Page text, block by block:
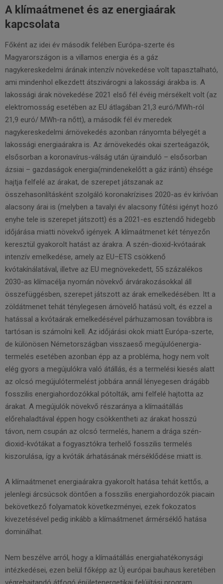
A klímaátmenet és az energiaárak
kapcsolata
Főként az idei év második felében Európa-szerte és
Magyarországon is a villamos energia és a gáz
nagykereskedelmi árának intenzív növekedése volt tapasztalható,
ami mindenhol elkezdett átszivárogni a lakossági árakba is. A
lakossági árak növekedése 2021 első fél évéig mérsékelt volt (az
elektromosság esetében az EU átlagában 21,3 euró/MWh-ról
21,9 euró/ MWh-ra nőtt), a második fél év meredek
nagykereskedelmi árnövekedés azonban rányomta bélyegét a
lakossági energiaárakra is. Az árnövekedés okai szerteágazók,
elsősorban a koronavírus-válság után újrainduló – elsősorban
ázsiai – gazdaságok energia(mindenekelőtt a gáz iránti) éhsége
hajtja felfelé az árakat, de szerepet játszanak az
összehasonlításként szolgáló koronakrízises 2020-as év kirívóan
alacsony árai is (melyben a tavalyi év alacsony fűtési igényt hozó
enyhe tele is szerepet játszott) és a 2021-es esztendő hidegebb
időjárása miatti növekvő igények. A klímaátmenet két tényezőn
keresztül gyakorolt hatást az árakra. A szén-dioxid-kvótaárak
intenzív emelkedése, amely az EU–ETS csökkenő
kvótakínálatával, illetve az EU megnövekedett, 55 százalékos
2030-as klímacélja nyomán növekvő árvárakozásokkal áll
összefüggésben, szerepet játszott az árak emelkedésében. Itt a
zöldátmenet tehát ténylegesen árnövelő hatású volt, és ezzel a
hatással a kvótaárak emelkedésével párhuzamosan továbbra is
tartósan is számolni kell. Az időjárási okok miatt Európa-szerte,
de különösen Németországban visszaeső megújulóenergia-
termelés esetében azonban épp az a probléma, hogy nem volt
elég gyors a megújulókra való átállás, és a termelési kiesés alatt
az olcsó megújulótermelést jobbára annál lényegesen drágább
fosszilis energiahordozókkal pótolták, ami felfelé hajtotta az
árakat. A megújulók növekvő részaránya a klímaátállás
előrehaladtával éppen hogy csökkentheti az árakat hosszú
távon, nem csupán az olcsó termelés, hanem a drága szén-
dioxid-kvótákat a fogyasztókra terhelő fosszilis termelés
kiszorulása, így a kvóták árhatásának mérséklődése miatt is.
A klímaátmenet energiaárakra gyakorolt hatása tehát kettős, a
jelenlegi árcsúcsok döntően a fosszilis energiahordozók piacain
bekövetkező folyamatok következményei, ezek fokozatos
kivezetésével pedig inkább a klímaátmenet ármérséklő hatása
dominálhat.
Nem beszélve arról, hogy a klímaátállás energiahatékonysági
intézkedései, ezen belül főképp az Új európai bauhaus keretében